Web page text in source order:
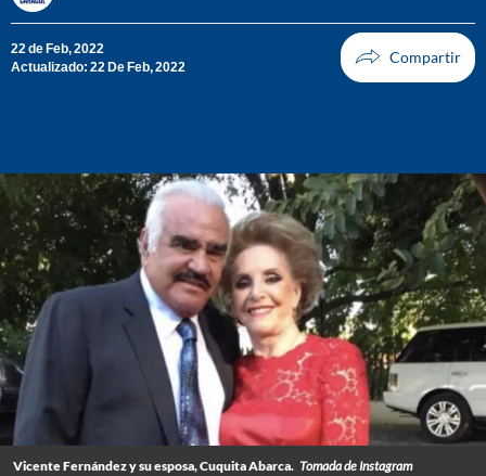
22 de Feb, 2022
Actualizado: 22 De Feb, 2022
Vicente Fernández y su esposa, Cuquita Abarca. Tomada de Instagram